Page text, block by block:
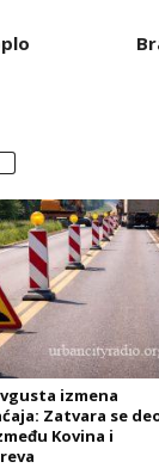
izmena
Zatvara se
Kovina i